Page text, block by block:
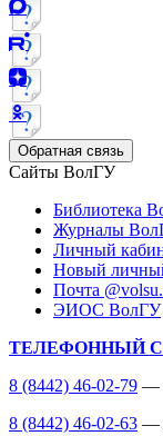
Обратная связь
Сайты ВолГУ
Библиотека
Журналы
Личный
Новый
Почта
ЭИОС ВолГУ
ТЕЛЕФОННЫЙ
8 (8442) 46-02-79 —
8 (8442) 46-02-63 —